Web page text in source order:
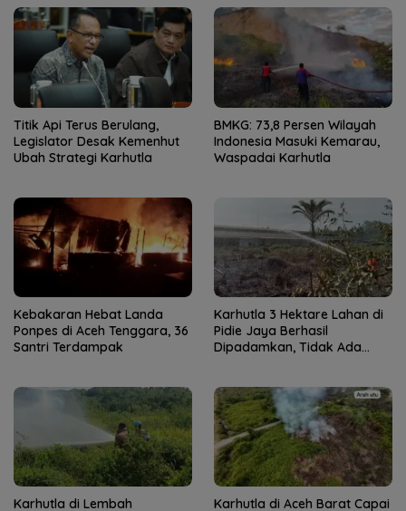
Titik Api Terus Berulang,
Legislator Desak Kemenhut
Ubah Strategi Karhutla
BMKG: 73,8 Persen Wilayah
Indonesia Masuki Kemarau,
Waspadai Karhutla
Kebakaran Hebat Landa
Ponpes di Aceh Tenggara, 36
Santri Terdampak
Karhutla 3 Hektare Lahan di
Pidie Jaya Berhasil
Dipadamkan, Tidak Ada
Karhutla di Lembah Karhutla di Aceh Barat Capai